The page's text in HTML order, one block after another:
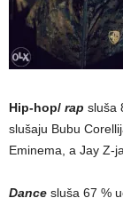
Hip-hop/ rap sluša
slušaju Bubu
Eminema, a Jay Z-
Dance sluša 67 %